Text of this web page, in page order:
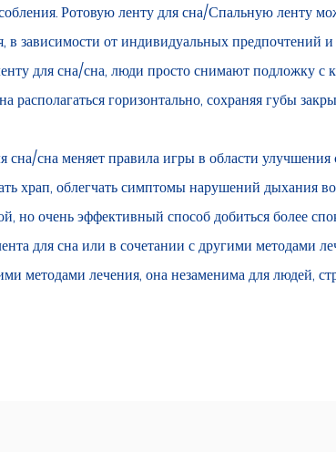
Ротовую ленту для сна/Спальную ленту
в зависимости от индивидуальных предпочтений и
для сна/сна, люди просто снимают подложку с
располагаться горизонтально, сохраняя губы
сна/сна меняет правила игры в области улучшения
храп, облегчать симптомы нарушений дыхания
но очень эффективный способ добиться более
для сна или в сочетании с другими методами
методами лечения, она незаменима для людей,